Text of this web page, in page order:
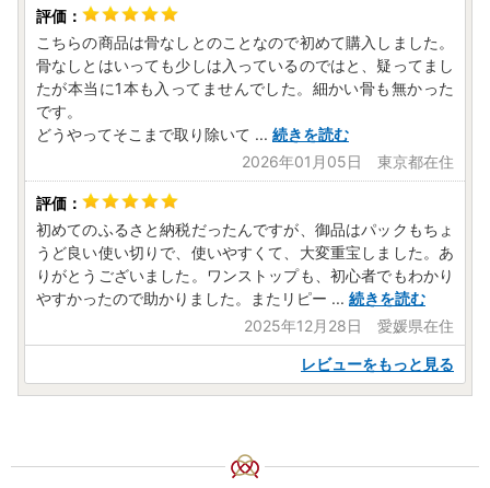
こちらの商品は骨なしとのことなので初めて購入しました。
骨なしとはいっても少しは入っているのではと、疑ってまし
たが本当に1本も入ってませんでした。細かい骨も無かった
です。
どうやってそこまで取り除いて ... 続きを読む
2026年01月05日 東京都在住
初めてのふるさと納税だったんですが、御品はパックもちょ
うど良い使い切りで、使いやすくて、大変重宝しました。あ
りがとうございました。ワンストップも、初心者でもわかり
やすかったので助かりました。またリピー ... 続きを読む
2025年12月28日 愛媛県在住
レビューをもっと見る